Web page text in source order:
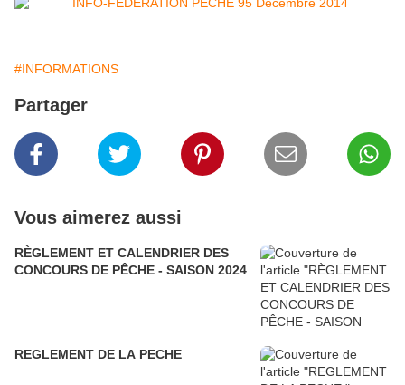
#INFORMATIONS
Partager
Vous aimerez aussi
RÈGLEMENT ET CALENDRIER DES
CONCOURS DE PÊCHE - SAISON 2024
REGLEMENT DE LA PECHE